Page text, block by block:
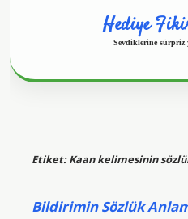
Hediye
Sevdiklerine sürpriz
Etiket:Kaan kelimesinin
Bildirimin Sözlük